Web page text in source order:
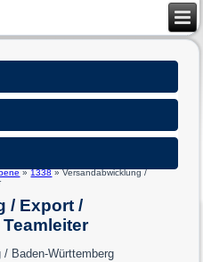
»1338 »Versandabwicklung /
/ Export /
Baden-Württemberg